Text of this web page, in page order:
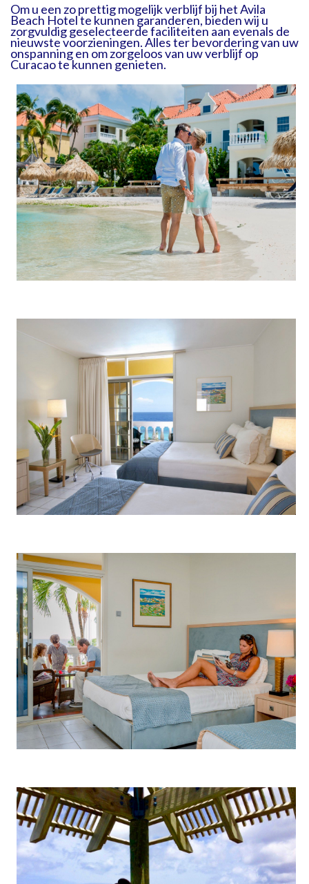
Om u een zo prettig mogelijk verblijf bij het Avila
Beach Hotel te kunnen garanderen, bieden wij u
zorgvuldig geselecteerde faciliteiten aan evenals de
nieuwste voorzieningen. Alles ter bevordering van uw
onspanning en om zorgeloos van uw verblijf op
Curacao te kunnen genieten.